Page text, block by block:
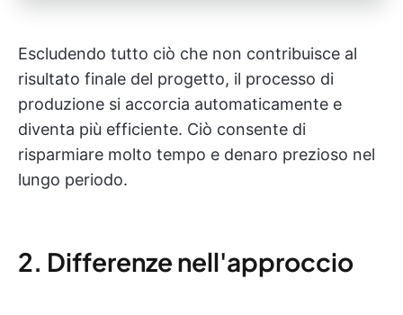
Escludendo tutto ciò che non contribuisce al
risultato finale del progetto, il processo di
produzione si accorcia automaticamente e
diventa più efficiente. Ciò consente di
risparmiare molto tempo e denaro prezioso nel
lungo periodo.
2. Differenze nell'approccio